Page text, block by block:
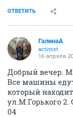
ОТВЕТИТЬ
ГалинаА
activist
16 апреля
Добрый вечер.
Все машины
который
ул.М.Горького 2.
04